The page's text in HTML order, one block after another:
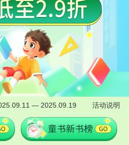
— 2025.09.19 活动说明